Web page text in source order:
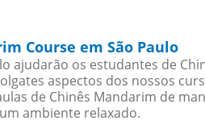
Course em São Paulo
ajudarão os estudantes de
aspectos dos nossos
de Chinês Mandarim de
ambiente relaxado.